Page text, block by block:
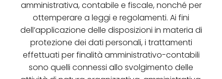
amministrativa, contabile e fiscale, nonché per
ottemperare a leggi e regolamenti. Ai fini
dell’applicazione delle disposizioni in materia di
protezione dei dati personali, i trattamenti
effettuati per finalità amministrativo-contabili
sono quelli connessi allo svolgimento delle